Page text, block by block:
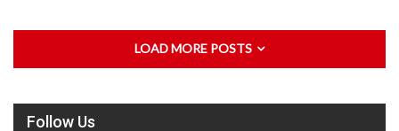
LOAD MORE POSTS
Follow Us